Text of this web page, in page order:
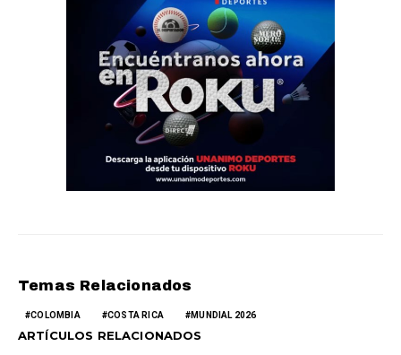
Temas Relacionados
COLOMBIA COSTA RICA MUNDIAL 2026
ARTÍCULOS RELACIONADOS